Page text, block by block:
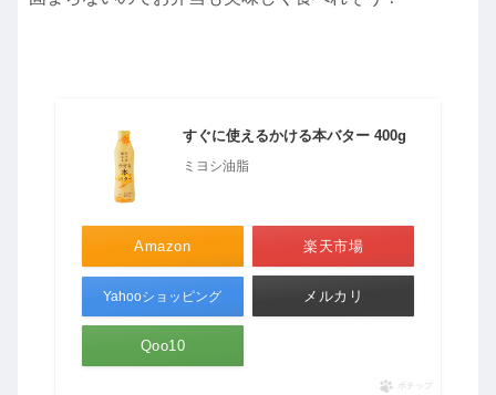
すぐに使えるかける本バター 400g
ミヨシ油脂
Amazon 楽天市場
Yahooショッピング メルカリ
Qoo10
ポチップ